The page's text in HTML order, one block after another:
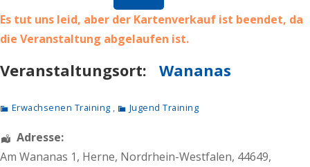
Es tut uns leid, aber der Kartenverkauf ist beendet, da
die Veranstaltung abgelaufen ist.
Veranstaltungsort: Wananas
Erwachsenen Training , Jugend Training
Adresse:
Am Wananas 1, Herne, Nordrhein-Westfalen, 44649,